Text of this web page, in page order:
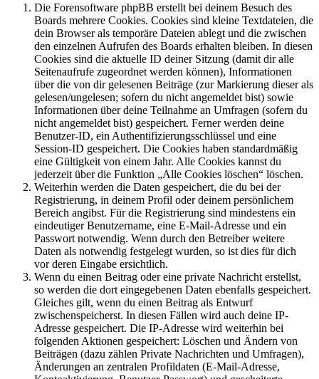
Die Forensoftware phpBB erstellt bei deinem Besuch des
Boards mehrere Cookies. Cookies sind kleine Textdateien, die
dein Browser als temporäre Dateien ablegt und die zwischen
den einzelnen Aufrufen des Boards erhalten bleiben. In diesen
Cookies sind die aktuelle ID deiner Sitzung (damit dir alle
Seitenaufrufe zugeordnet werden können), Informationen
über die von dir gelesenen Beiträge (zur Markierung dieser als
gelesen/ungelesen; sofern du nicht angemeldet bist) sowie
Informationen über deine Teilnahme an Umfragen (sofern du
nicht angemeldet bist) gespeichert. Ferner werden deine
Benutzer-ID, ein Authentifizierungsschlüssel und eine
Session-ID gespeichert. Die Cookies haben standardmäßig
eine Gültigkeit von einem Jahr. Alle Cookies kannst du
jederzeit über die Funktion „Alle Cookies löschen“ löschen.
Weiterhin werden die Daten gespeichert, die du bei der
Registrierung, in deinem Profil oder deinem persönlichem
Bereich angibst. Für die Registrierung sind mindestens ein
eindeutiger Benutzername, eine E-Mail-Adresse und ein
Passwort notwendig. Wenn durch den Betreiber weitere
Daten als notwendig festgelegt wurden, so ist dies für dich
vor deren Eingabe ersichtlich.
Wenn du einen Beitrag oder eine private Nachricht erstellst,
so werden die dort eingegebenen Daten ebenfalls gespeichert.
Gleiches gilt, wenn du einen Beitrag als Entwurf
zwischenspeicherst. In diesen Fällen wird auch deine IP-
Adresse gespeichert. Die IP-Adresse wird weiterhin bei
folgenden Aktionen gespeichert: Löschen und Ändern von
Beiträgen (dazu zählen Private Nachrichten und Umfragen),
Änderungen an zentralen Profildaten (E-Mail-Adresse,